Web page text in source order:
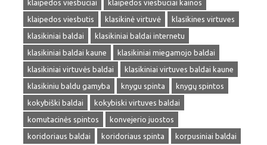
klaipedos viesbuciai
klaipedos viesbuciai kainos
klaipedos viesbutis
klasikinė virtuvė
klasikines virtuves
klasikiniai baldai
klasikiniai baldai internetu
klasikiniai baldai kaune
klasikiniai miegamojo baldai
klasikiniai virtuvės baldai
klasikiniai virtuves baldai kaune
klasikiniu baldu gamyba
knygu spinta
knygų spintos
kokybiški baldai
kokybiski virtuves baldai
komutacinės spintos
konvejerio juostos
koridoriaus baldai
koridoriaus spinta
korpusiniai baldai